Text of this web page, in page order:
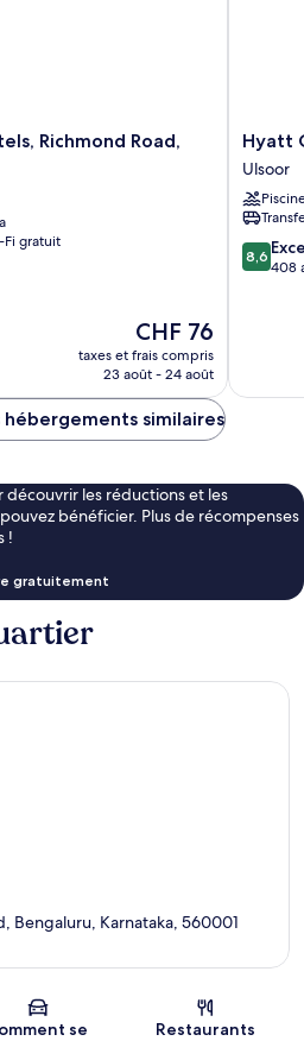
Richmond Road,
gratuit
Le
nouveau
prix
de
CHF 76
taxes et frais compris
23 août - 24 août
Hyatt
Centric
MG
Road
Ulsoor
Hyatt
Ulsoor
8.6
sur
8,6
408
hébergements similaires
les réductions et les
bénéficier. Plus de récompenses
!
gratuitement
Carte
Bengaluru, Karnataka, 560001
se
Restaurants